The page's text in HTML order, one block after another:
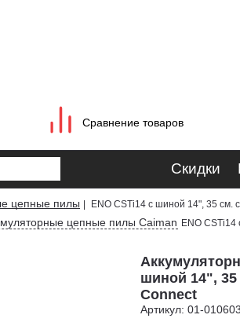
Сравнение товаров
Скидки
цепные пилы ENO CSTi14 с шиной 14", 35 см.
цепные пилы Caiman ENO
шиной 14", 35
Connect
Артикул: 01-